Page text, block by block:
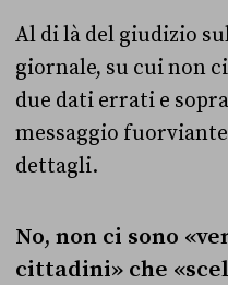
Al di là del giudizio
giornale, su cui non
due dati errati e
messaggio
dettagli.
No, non ci sono
cittadini» che